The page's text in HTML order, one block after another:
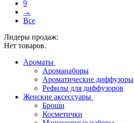
9
→
Все
Лидеры продаж:
Нет товаров.
Ароматы
Ароманаборы
Ароматические диффузоры
Рефилы для диффузоров
Женские аксессуары
Броши
Косметички